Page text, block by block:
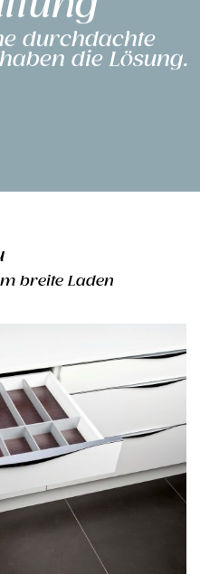
durchdachte
die Lösung.
breite Laden